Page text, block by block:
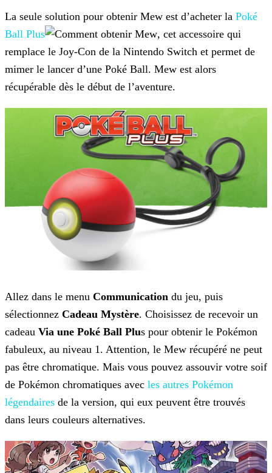
La seule solution pour obtenir Mew est d’acheter la Poké
Ball Plus
, cet accessoire qui
remplace le Joy-Con de la Nintendo Switch et permet de
mimer le lancer d’une Poké Ball. Mew est alors
récupérable dès le début de l’aventure.
Allez dans le menu Communication du jeu, puis
sélectionnez Cadeau Mystère. Choisissez de recevoir un
cadeau Via une Poké Ball Plus pour obtenir le Pokémon
fabuleux, au niveau 1. Attention, le Mew récupéré ne peut
pas être chromatique. Mais vous pouvez assouvir votre soif
de Pokémon chromatiques avec les autres Pokémon
légendaires de la version, qui eux peuvent être trouvés
dans leurs couleurs alternatives.